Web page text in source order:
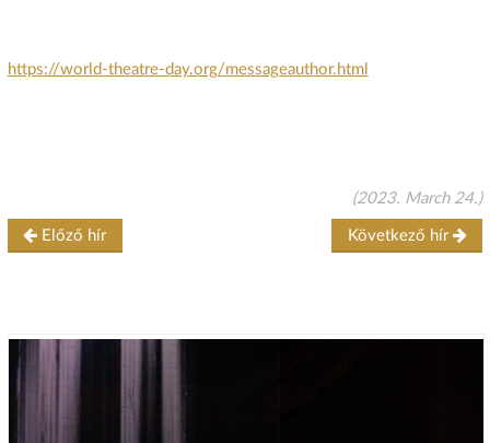
https://world-theatre-day.org/messageauthor.html
(2023. March 24.)
Előző hír Következő hír